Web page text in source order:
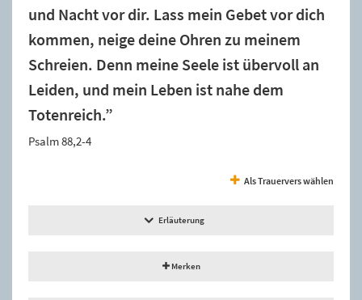
und Nacht vor dir. Lass mein Gebet vor dich
kommen, neige deine Ohren zu meinem
Schreien. Denn meine Seele ist übervoll an
Leiden, und mein Leben ist nahe dem
Totenreich.”
Psalm 88,2-4
Als Trauervers wählen
Erläuterung
Merken